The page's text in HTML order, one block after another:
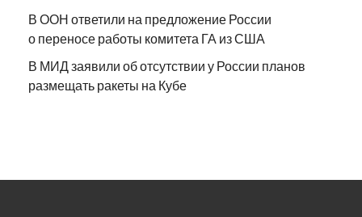
В ООН ответили на предложение России
о переносе работы комитета ГА из США
В МИД заявили об отсутствии у России планов
размещать ракеты на Кубе